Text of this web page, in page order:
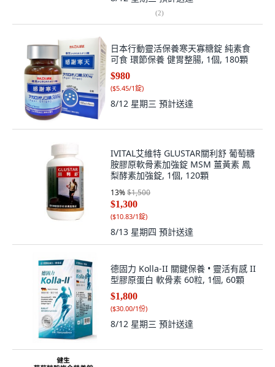
(2)
日本行動靈活保養寒天寡糖錠 純素食
可食 環節保養 健胃整腸, 1個, 180顆
$980
($5.45/1錠)
8/12 星期三 預計送達
IVITAL艾維特 GLUSTAR關利舒 葡萄糖
胺膠原軟骨素加強錠 MSM 薑黃素 鳳
梨酵素加強錠, 1個, 120顆
13%$1,500
$1,300
($10.83/1錠)
8/13 星期四 預計送達
德固力 Kolla-II 關鍵保養 • 靈活有感 II
型膠原蛋白 軟骨素 60粒, 1個, 60顆
$1,800
($30.00/1份)
8/12 星期三 預計送達